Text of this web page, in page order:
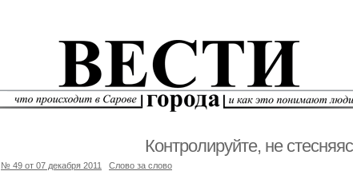
Контролируйте, не
№ 49 от 07 декабря 2011 Слово за слово